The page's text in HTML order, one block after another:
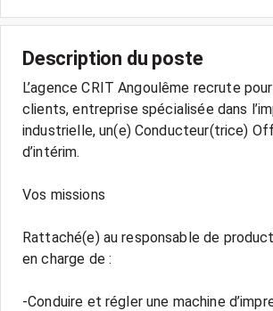
Description du poste
L’agence CRIT Angoulême recrute
clients, entreprise spécialisée dans
industrielle, un(e) Conducteur(trice)
d’intérim.
Vos missions
Rattaché(e) au responsable de
en charge de :
-Conduire et régler une machine